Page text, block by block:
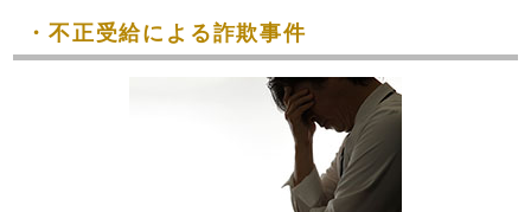
・不正受給による詐欺事件